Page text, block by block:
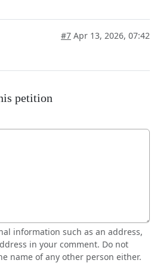
#7 Apr 13, 2026, 07:42
petition
information such as an address,
in your comment. Do not
name of any other person either.